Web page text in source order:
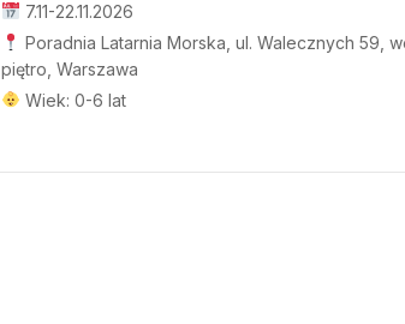
7.11-22.11.2026
Poradnia Latarnia Morska, ul. Walecznych 59,
piętro, Warszawa
Wiek: 0-6 lat